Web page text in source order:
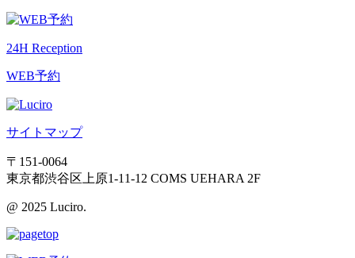
24H Reception
WEB予約
サイトマップ
〒151-0064
東京都渋谷区上原1-11-12 COMS UEHARA 2F
@ 2025 Luciro.